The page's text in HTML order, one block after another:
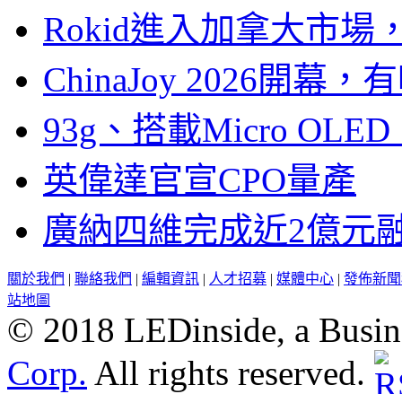
Rokid進入加拿大市場
ChinaJoy 2026開幕，
93g、搭載Micro
英偉達官宣CPO量產
廣納四維完成近2億元
關於我們 | 聯絡我們 | 編輯資訊 | 人才招募 | 媒體中心 | 發佈新
站地圖
© 2018 LEDinside, a
Corp. All rights reserved.